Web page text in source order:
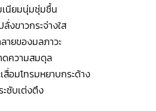
เนียมนุ่มชุ่มชื้น
งขาวกระจ่างใส
ายของมลภาวะ
ดความสมดุล
อมโทรมหยาบกระด้าง
ชับเต่งตึง